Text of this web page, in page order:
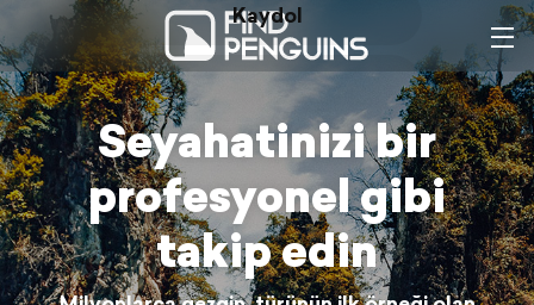
Kaydol
Oturum aç
Seyahatinizi bir
profesyonel gibi
takip edin